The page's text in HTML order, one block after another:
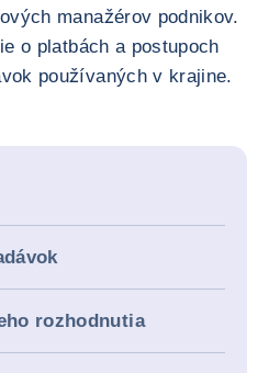
manažérov podnikov.
o platbách a postupoch
používaných v krajine.
rozhodnutia